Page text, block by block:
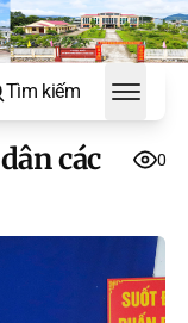
Tìm kiếm
Toggle
các
0